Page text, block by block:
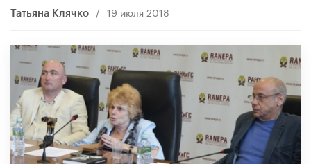
Татьяна Клячко / 19 июля 2018